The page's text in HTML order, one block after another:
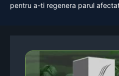
pentru a-ti regenera parul